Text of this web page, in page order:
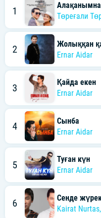
1
Төреғали
2
Жолыққан
Ernar Aidar
3
Қайда екен
Ernar Aidar
4
Сынба
Ernar Aidar
5
Туған күн
Ernar Aidar
6
Сенде
Kairat Nurtas,